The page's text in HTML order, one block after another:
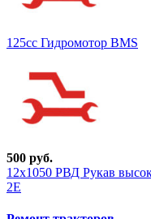
125cc Гидромотор BMS
500 руб.
12х1050 РВД Рукав
2Е